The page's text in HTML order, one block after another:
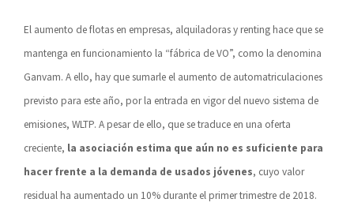
El aumento de flotas en empresas, alquiladoras y renting hace que se
mantenga en funcionamiento la “fábrica de VO”, como la denomina
Ganvam. A ello, hay que sumarle el aumento de automatriculaciones
previsto para este año, por la entrada en vigor del nuevo sistema de
emisiones, WLTP. A pesar de ello, que se traduce en una oferta
creciente, la asociación estima que aún no es suficiente para
hacer frente a la demanda de usados jóvenes, cuyo valor
residual ha aumentado un 10% durante el primer trimestre de 2018.